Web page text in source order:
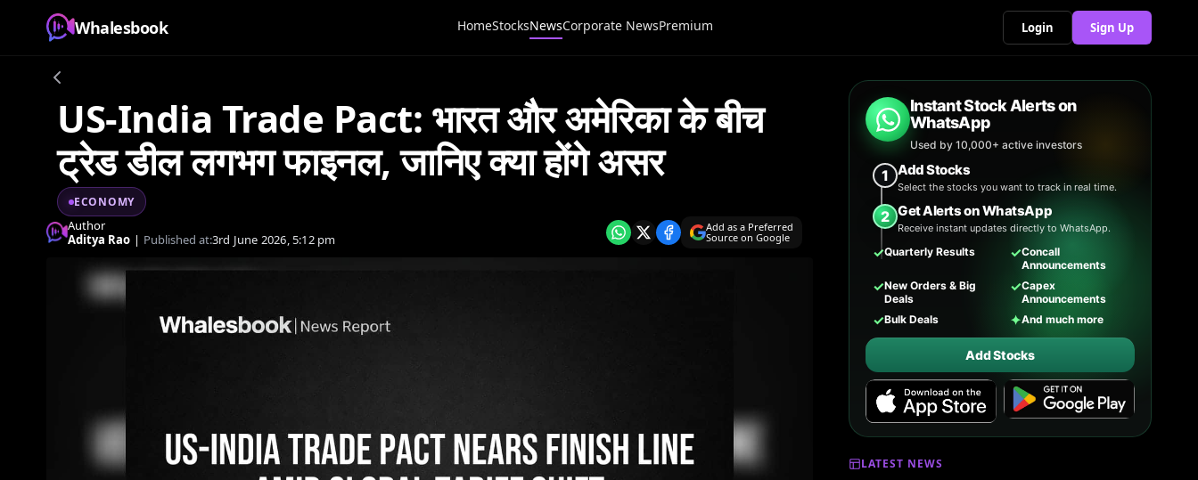
Whalesbook HomeStocksNewsCorporate NewsPremium Login Sign Up
US-India Trade Pact: भारत और अमेरिका के बीच
ट्रेड डील लगभग फाइनल, जानिए क्या होंगे असर
ECONOMY
Author
Aditya Rao | Published at:3rd June 2026, 5:12 pm
Add as a Preferred
Source on Google
Instant Stock Alerts on
WhatsApp
Used by 10,000+ active investors
1 Add Stocks
Select the stocks you want to track in real time.
2 Get Alerts on WhatsApp
Receive instant updates directly to WhatsApp.
✓Quarterly Results ✓Concall
Announcements
✓New Orders & Big
Deals
✓Capex
Announcements
✓Bulk Deals ✦And much more
Add Stocks
LATEST NEWS